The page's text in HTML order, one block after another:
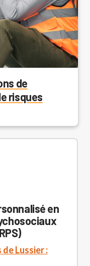
de
risques
en
Lussier :